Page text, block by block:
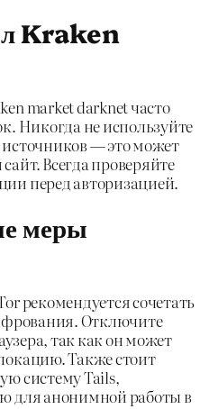
Kraken
market darknet часто
Никогда не используйте
— это может
Всегда проверяйте
перед авторизацией.
меры
рекомендуется сочетать
Отключите
так как он может
Также стоит
систему Tails,
для анонимной работы в